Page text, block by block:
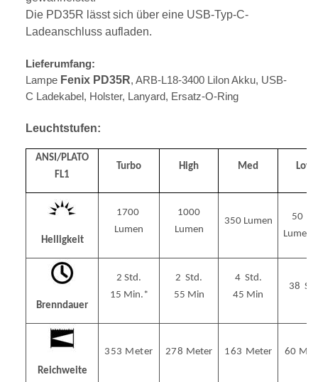
Die PD35R lässt sich über eine USB-Typ-C-
Ladeanschluss aufladen.
Lieferumfang:
Lampe Fenix PD35R, ARB-L18-3400 LiIon Akku, USB-
C Ladekabel, Holster, Lanyard, Ersatz-O-Ring
Leuchtstufen:
ANSI/PLATO
FL1
Turbo High Med Low
Helligkeit
1700
Lumen
1000
Lumen
350 Lumen
50
Lumen
Brenndauer
2 Std.
15 Min.*
2 Std.
55 Min
4 Std.
45 Min
38
Reichweite
353 Meter 278 Meter 163 Meter 60